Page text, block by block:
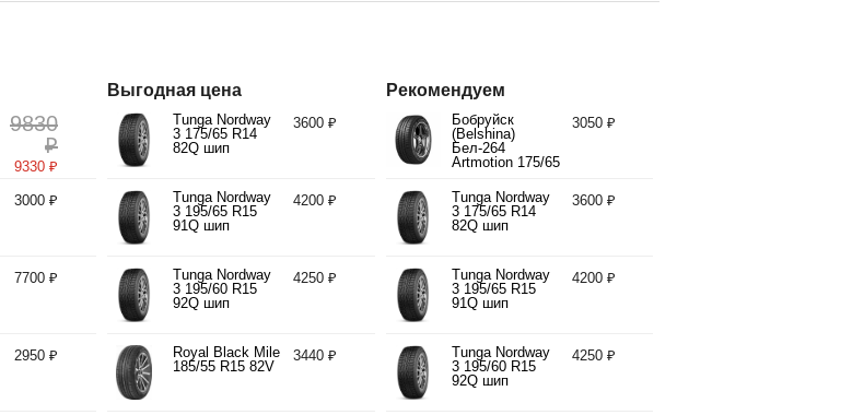
9830
₽
9330 ₽
3000 ₽
7700 ₽
2950 ₽
Выгодная цена
Tunga Nordway
3 175/65 R14
82Q шип
3600 ₽
Tunga Nordway
3 195/65 R15
91Q шип
4200 ₽
Tunga Nordway
3 195/60 R15
92Q шип
4250 ₽
Royal Black Mile
185/55 R15 82V
3440 ₽
Рекомендуем
Бобруйск
(Belshina)
Бел-264
Artmotion 175/65
3050 ₽
Tunga Nordway
3 175/65 R14
82Q шип
3600 ₽
Tunga Nordway
3 195/65 R15
91Q шип
4200 ₽
Tunga Nordway
3 195/60 R15
92Q шип
4250 ₽